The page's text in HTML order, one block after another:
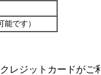
能です）
レジットカードが